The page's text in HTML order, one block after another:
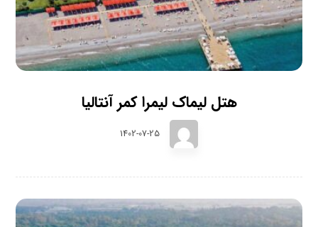
هتل لیماک لیمرا کمر آنتالیا
1402-07-25